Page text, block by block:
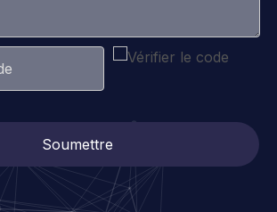
Soumettre